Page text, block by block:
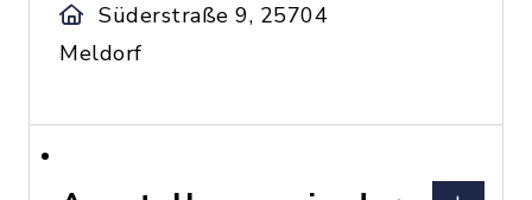
Süderstraße 9, 25704
Meldorf